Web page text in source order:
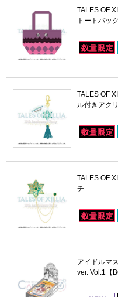
TALES OF
トートバッ
TALES OF
ル付きアク
TALES OF
チ
アイドルマ
ver. Vol.1【